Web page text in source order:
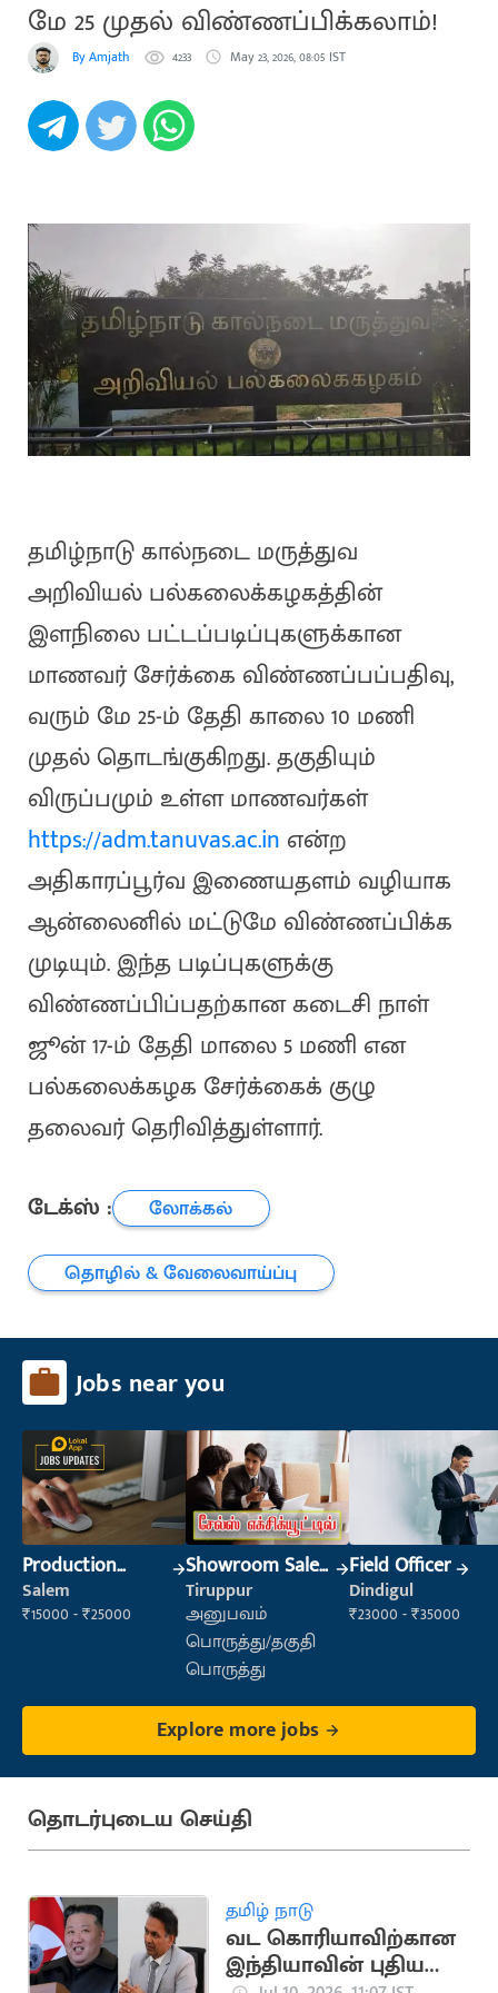
மே 25 முதல் விண்ணப்பிக்கலாம்!
By Amjath 4233 May 23, 2026, 08:05 IST
தமிழ்நாடு கால்நடை மருத்துவ
அறிவியல் பல்கலைக்கழகத்தின்
இளநிலை பட்டப்படிப்புகளுக்கான
மாணவர் சேர்க்கை விண்ணப்பப்பதிவு,
வரும் மே 25-ம் தேதி காலை 10 மணி
முதல் தொடங்குகிறது. தகுதியும்
விருப்பமும் உள்ள மாணவர்கள்
https://adm.tanuvas.ac.in என்ற
அதிகாரப்பூர்வ இணையதளம் வழியாக
ஆன்லைனில் மட்டுமே விண்ணப்பிக்க
முடியும். இந்த படிப்புகளுக்கு
விண்ணப்பிப்பதற்கான கடைசி நாள்
ஜூன் 17-ம் தேதி மாலை 5 மணி என
பல்கலைக்கழக சேர்க்கைக் குழு
தலைவர் தெரிவித்துள்ளார்.
டேக்ஸ் :
லோக்கல்
தொழில் & வேலைவாய்ப்பு
Jobs near you
Production
Supervisor
Salem
₹15000 - ₹25000
Showroom Sales
Executive (Retail
Sales)
Tiruppur
அனுபவம்
பொருத்து/தகுதி
பொருத்து
Field Officer
Dindigul
₹23000 - ₹35000
Explore more jobs
தொடர்புடைய செய்தி
தமிழ் நாடு
வட கொரியாவிற்கான
இந்தியாவின் புதிய